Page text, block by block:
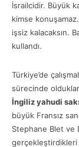
İsrailcidir. Büyük
kimse
işsiz kalacaksın.
kullandı.
Türkiye’de
sürecinde
İngiliz yahudi
büyük Fransız
Stephane Blet ve